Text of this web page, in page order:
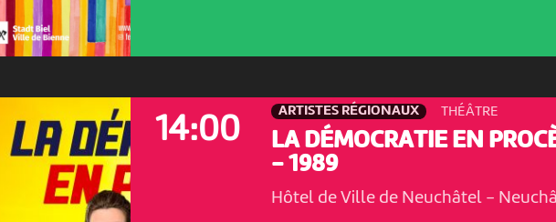
14:00
ARTISTES RÉGIONAUX THÉÂTRE
LA DÉMOCRATIE EN
- 1989
Hôtel de Ville de Neuchâtel -